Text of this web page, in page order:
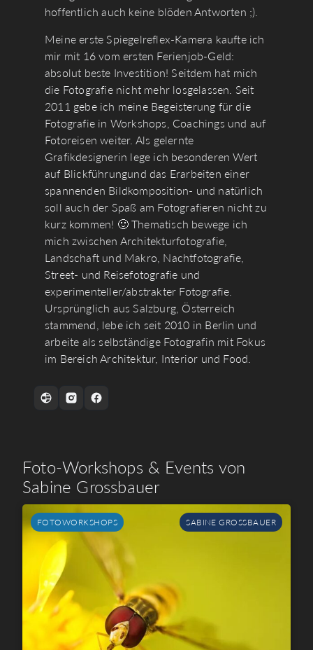
hoffentlich auch keine blöden Antworten ;).
Meine erste Spiegelreflex-Kamera kaufte ich
mir mit 16 vom ersten Ferienjob-Geld:
absolut beste Investition! Seitdem hat mich
die Fotografie nicht mehr losgelassen. Seit
2011 gebe ich meine Begeisterung für die
Fotografie in Workshops, Coachings und auf
Fotoreisen weiter. Als gelernte
Grafikdesignerin lege ich besonderen Wert
auf Blickführungund das Erarbeiten einer
spannenden Bildkomposition- und natürlich
soll auch der Spaß am Fotografieren nicht zu
kurz kommen! 🙂 Thematisch bewege ich
mich zwischen Architekturfotografie,
Landschaft und Makro, Nachtfotografie,
Street- und Reisefotografie und
experimenteller/abstrakter Fotografie.
Ursprünglich aus Salzburg, Österreich
stammend, lebe ich seit 2010 in Berlin und
arbeite als selbständige Fotografin mit Fokus
im Bereich Architektur, Interior und Food.
Foto-Workshops & Events von
Sabine Grossbauer
FOTOWORKSHOPS SABINE GROSSBAUER